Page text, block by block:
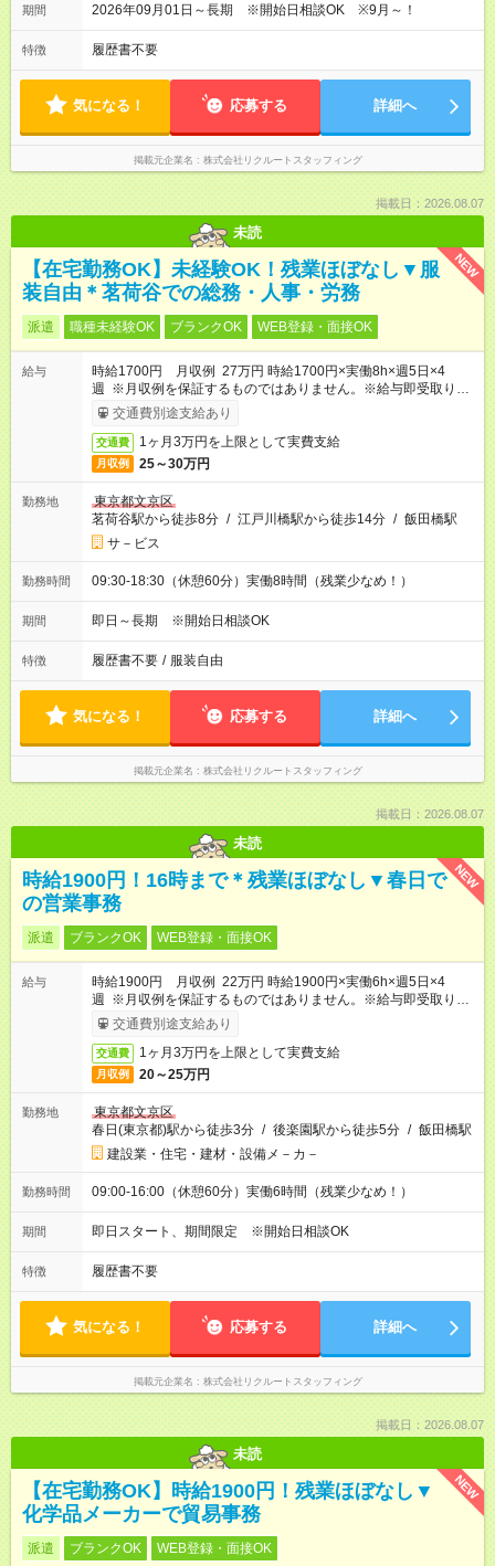
期間 2026年09月01日～長期 ※開始日相談OK ※9月～！
特徴 履歴書不要
気になる！ 応募する 詳細へ
掲載元企業名 株式会社リクルートスタッフィング
掲載日：2026.08.07
未読
NEW
【在宅勤務OK】未経験OK！残業ほぼなし▼服
装自由＊茗荷谷での総務・人事・労務
派遣 職種未経験OK ブランクOK WEB登録・面接OK
給与
時給1700円 月収例 27万円 時給1700円×実働8h×週5日×4
週 ※月収例を保証するものではありません。※給与即受取りサ
ービス利用可（利用条件有）
交通費別途支給あり
交通費 1ヶ月3万円を上限として実費支給
月収例 25～30万円
勤務地
東京都文京区
茗荷谷駅から徒歩8分 / 江戸川橋駅から徒歩14分 / 飯田橋駅
サ－ビス
勤務時間 09:30-18:30（休憩60分）実働8時間（残業少なめ！）
期間 即日～長期 ※開始日相談OK
特徴 履歴書不要 / 服装自由
気になる！ 応募する 詳細へ
掲載元企業名 株式会社リクルートスタッフィング
掲載日：2026.08.07
未読
NEW
時給1900円！16時まで＊残業ほぼなし▼春日で
の営業事務
派遣 ブランクOK WEB登録・面接OK
給与
時給1900円 月収例 22万円 時給1900円×実働6h×週5日×4
週 ※月収例を保証するものではありません。※給与即受取りサ
ービス利用可（利用条件有）
交通費別途支給あり
交通費 1ヶ月3万円を上限として実費支給
月収例 20～25万円
勤務地
東京都文京区
春日(東京都)駅から徒歩3分 / 後楽園駅から徒歩5分 / 飯田橋駅
建設業・住宅・建材・設備メ－カ－
勤務時間 09:00-16:00（休憩60分）実働6時間（残業少なめ！）
期間 即日スタート、期間限定 ※開始日相談OK
特徴 履歴書不要
気になる！ 応募する 詳細へ
掲載元企業名 株式会社リクルートスタッフィング
掲載日：2026.08.07
未読
NEW
【在宅勤務OK】時給1900円！残業ほぼなし▼
化学品メーカーで貿易事務
派遣 ブランクOK WEB登録・面接OK